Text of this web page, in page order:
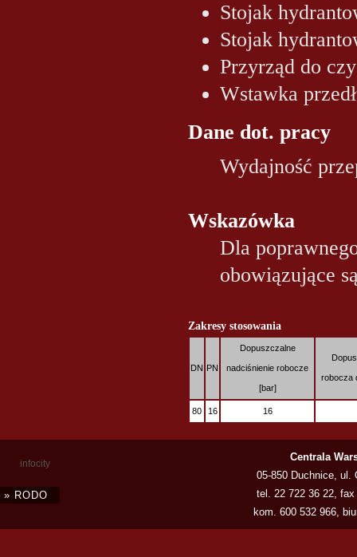
Stojak
Stojak
Przyrząd do
Wstawka
Dane dot. pracy
Wydajność
Wskazówka
Dla
obowiązujące
Zakresy stosowania
DN PN
Dopuszczalne
nadciśnienie robocze
[bar]
robocza
80 16 16
infocity
» RODO
Centrala
05-850 Duchnice, ul.
tel. 22 722 36 22, fax
kom.600 532 966 ,